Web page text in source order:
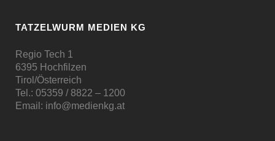
TATZELWURM MEDIEN KG
Regio Tech 1
6395 Hochfilzen
Tirol/Österreich
Tel.: 05359 / 8822 – 1200
Email: info@medienkg.at